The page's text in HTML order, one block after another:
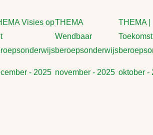
Visies op
- 2025
THEMA
Wendbaar
beroepsonderwijs
november - 2025
THEMA |
oktober -